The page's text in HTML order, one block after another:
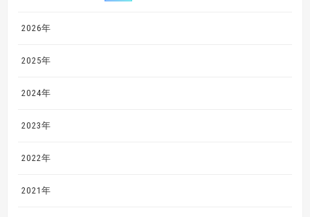
2026年
2025年
2024年
2023年
2022年
2021年